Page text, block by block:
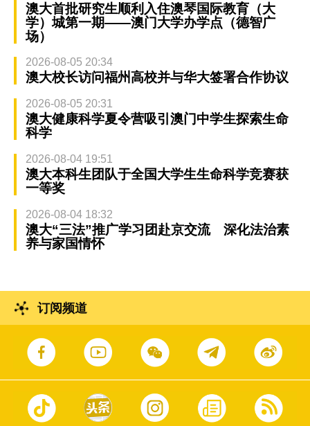
澳大首批研究生顺利入住澳琴国际教育（大
学）城第一期——澳门大学办学点（德智广
场）
2026-08-05 20:34
澳大校长访问福州高校并与华大签署合作协议
2026-08-05 20:31
澳大健康科学夏令营吸引澳门中学生探索生命
科学
2026-08-04 19:51
澳大本科生团队于全国大学生生命科学竞赛获
一等奖
2026-08-04 18:32
澳大“三法”推广学习团赴京交流 深化法治素
养与家国情怀
订阅频道